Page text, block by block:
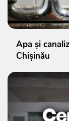
Apa și
Chișinău